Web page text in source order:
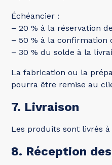
Échéancier :
– 20 % à la réservation
– 50 % à la confirmation
– 30 % du solde à la
La fabrication ou la
pourra être remise au
7. Livraison
Les produits sont livrés
8. Réception